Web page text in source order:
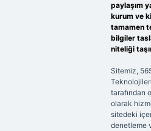
paylaşım
kurum ve
tamamen
bilgiler
niteliği
Sitemiz,
tarafından
olarak
sitedeki
denetleme